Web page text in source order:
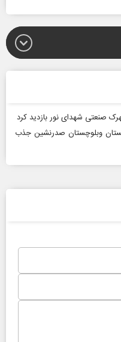
وبلوچستان صدرنشین جذب